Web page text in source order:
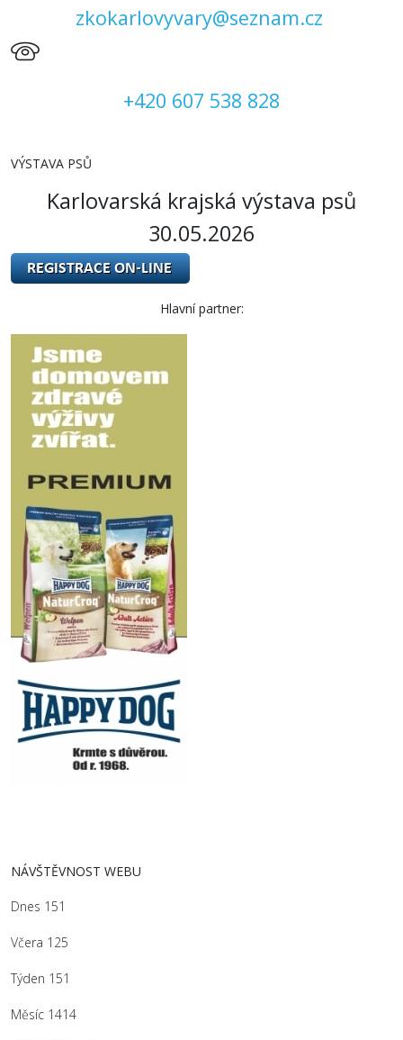
zkokarlovyvary@seznam.cz
+420 607 538 828
VÝSTAVA PSŮ
Karlovarská krajská výstava psů
30.05.2026
Hlavní partner:
NÁVŠTĚVNOST WEBU
Dnes 151
Včera 125
Týden 151
Měsíc 1414